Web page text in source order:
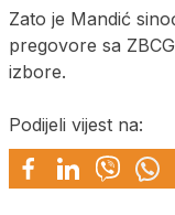
Zato je Mandić
pregovore sa
izbore.
Podijeli vijest na: